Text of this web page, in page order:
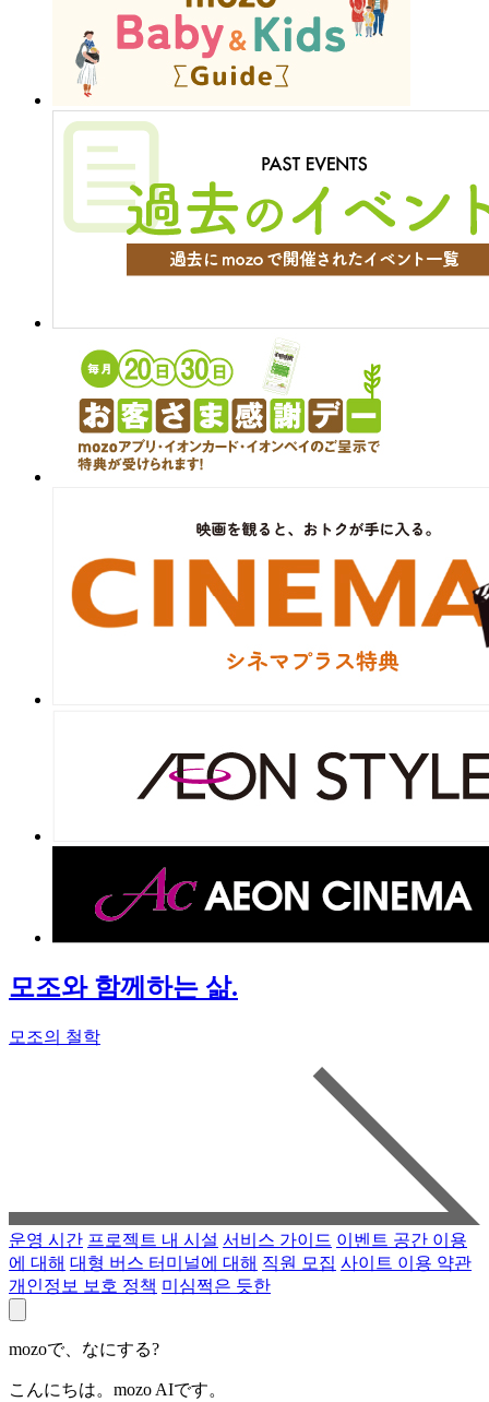
모조와 함께하는 삶.
모조의 철학
운영 시간 프로젝트 내 시설 서비스 가이드 이벤트 공간 이용
에 대해 대형 버스 터미널에 대해 직원 모집 사이트 이용 약관
개인정보 보호 정책 미심쩍은 듯한
mozoで、なにする?
こんにちは。mozo AIです。